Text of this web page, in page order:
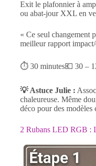
Exit le plafonnier à
ou abat-jour XXL en
« Ce seul changement
meilleur rapport
⏱ 30 minutes💶 30 –
💡 Astuce Julie :
chaleureuse. Même
déco pour des modèles
2 Rubans LED RGB :